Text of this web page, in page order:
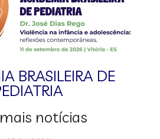
BRASILEIRA DE
notícias